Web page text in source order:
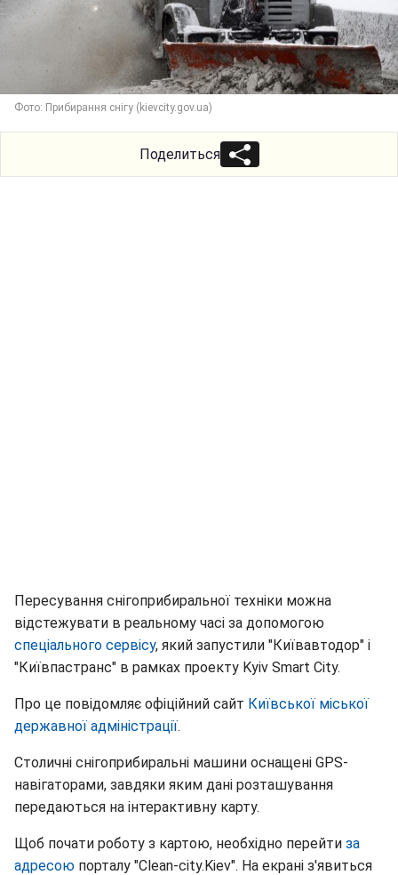
Фото: Прибирання снігу (kievcity.gov.ua)
Поделиться
Пересування снігоприбиральної техніки можна
відстежувати в реальному часі за допомогою
спеціального сервісу, який запустили "Київавтодор" і
"Київпастранс" в рамках проекту Kyiv Smart City.
Про це повідомляє офіційний сайт Київської міської
державної адміністрації.
Столичні снігоприбиральні машини оснащені GPS-
навігаторами, завдяки яким дані розташування
передаються на інтерактивну карту.
Щоб почати роботу з картою, необхідно перейти за
адресою порталу "Clean-city.Kiev". На екрані з'явиться